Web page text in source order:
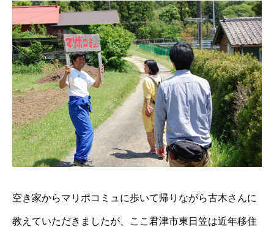
空き家からマリポコミュに歩いて帰りながら古木さんに
教えていただきましたが、ここ君津市東日笠は近年移住